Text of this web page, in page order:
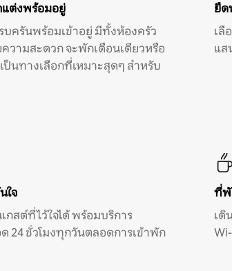
แต่งพร้อมอยู่
บครันพร้อมเข้าอยู่ มีทั้งห้องครัว
วามสะดวก จะพักเดือนเดียวหรือ
ป็นทางเลือกที่เหมาะสุดๆ สำหรับ
ยืด
เลื
แส
ใจ
กสต์ที่ไว้ใจได้ พร้อมบริการ
24 ชั่วโมงทุกวันตลอดการเข้าพัก
ที่พั
เดิ